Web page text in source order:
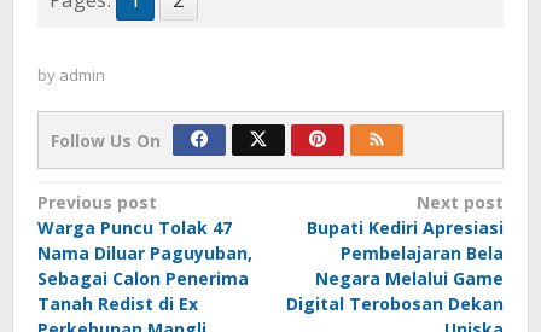
by admin
Follow Us On
Post
navigation
Previous post
Warga Puncu Tolak 47
Nama Diluar Paguyuban,
Sebagai Calon Penerima
Tanah Redist di Ex
Next post
Bupati Kediri Apresiasi
Pembelajaran Bela
Negara Melalui Game
Digital Terobosan Dekan